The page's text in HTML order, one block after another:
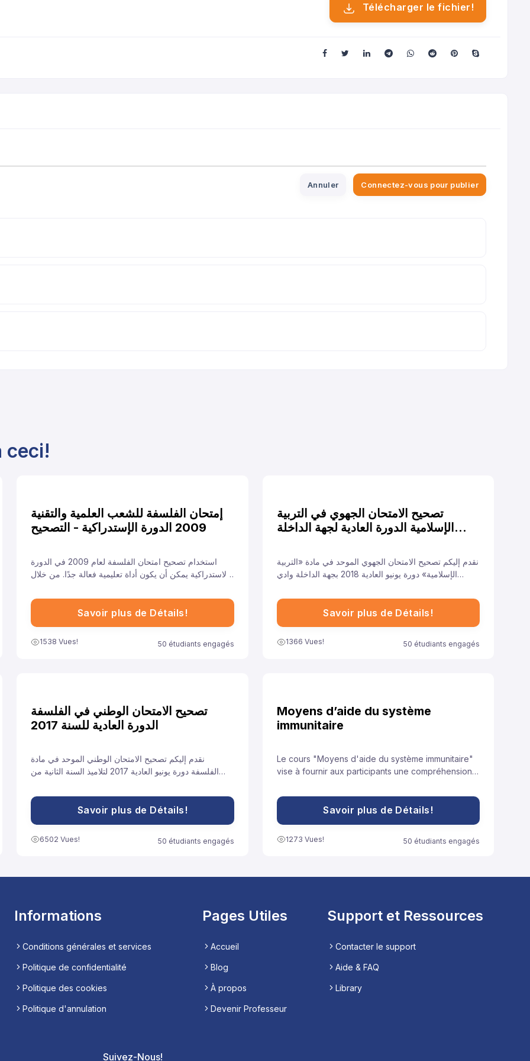
Télécharger le fichier!
Annuler Connectez-vous pour publier
ceci!
إمتحان الفلسفة للشعب العلمية والتقنية
2009 الدورة الإستدراكية - التصحيح
استخدام تصحيح امتحان الفلسفة لعام 2009 في الدورة
الاستدراكية يمكن أن يكون أداة تعليمية فعالة جدًا. من خلال
النموذجية، يمكن للطلاب تحسين أدائهم والاستعداد بشكل
أفضل للامتحانات القادمة.
Savoir plus de Détails!
1538 Vues! 50 étudiants engagés
تصحيح الامتحان الجهوي في التربية
الإسلامية الدورة العادية لجهة الداخلة
نقدم إليكم تصحيح الامتحان الجهوي الموحد في مادة «التربية
الإسلامية» دورة يونيو العادية 2018 بجهة الداخلة وادي
الأدبية العلمية والتقنية، ونهدف من خلال توفيرنا لهذا النموذج
إلى مساعدة تلاميذ على الاستعداد الجيد لخوض غمار
Savoir plus de Détails!
1366 Vues! 50 étudiants engagés
تصحيح الامتحان الوطني في الفلسفة
الدورة العادية للسنة 2017
نقدم إليكم تصحيح الامتحان الوطني الموحد في مادة
الفلسفة دورة يونيو العادية 2017 لتلاميذ السنة الثانية من
النموذج إلى مساعدة تلاميذ السنة الثانية باكالوريا آداب على
Savoir plus de Détails!
6502 Vues! 50 étudiants engagés
Moyens d’aide du système
immunitaire
Le cours "Moyens d'aide du système immunitaire"
vise à fournir aux participants une compréhension
peuvent être adoptées pour renforcer le système
immunitaire et promouvoir la santé globale.
Savoir plus de Détails!
1273 Vues! 50 étudiants engagés
Informations
Conditions générales et services
Politique de confidentialité
Politique des cookies
Politique d'annulation
Pages Utiles
Accueil
Blog
À propos
Devenir Professeur
Support et Ressources
Contacter le support
Aide & FAQ
Library
Suivez-Nous!